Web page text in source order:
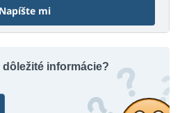
Napíšte mi
informácie?